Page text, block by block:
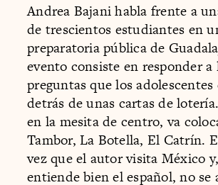
Andrea Bajani habla frente a
de trescientos estudiantes en
preparatoria pública de
evento consiste en responder a
preguntas que los
detrás de unas cartas de
en la mesita de centro, va
Tambor, La Botella, El Catrín.
vez que el autor visita México
entiende bien el español, no se